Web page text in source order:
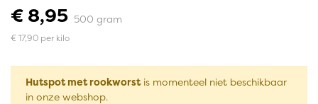
€ 8,95 500 gram
€ 17,90 per kilo
Hutspot met rookworstis momenteel niet beschikbaar
in onze webshop.